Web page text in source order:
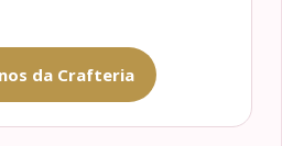
da Crafteria